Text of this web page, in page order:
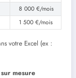
8 000 €/mois
1 500 €/mois
votre Excel (ex :
mesure